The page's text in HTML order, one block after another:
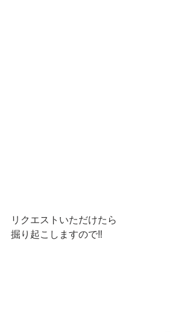
リクエストいただけたら
掘り起こしますので‼️